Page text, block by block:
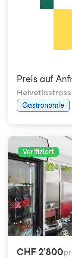
Preis auf
Gastronomie
Verifiziert
CHF 2'800